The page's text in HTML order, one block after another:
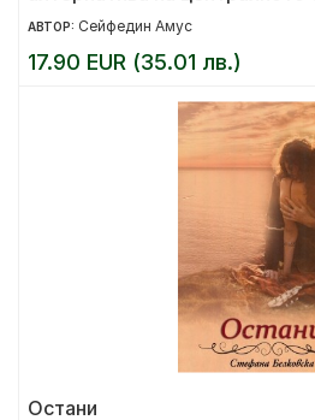
АВТОР: Сейфедин Амус
17.90 EUR (35.01 лв.)
Остани